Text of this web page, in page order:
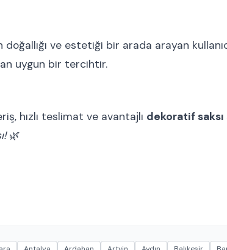
doğallığı ve estetiği bir arada arayan
uygun bir tercihtir.
hızlı teslimat ve avantajlı dekoratif
🌿